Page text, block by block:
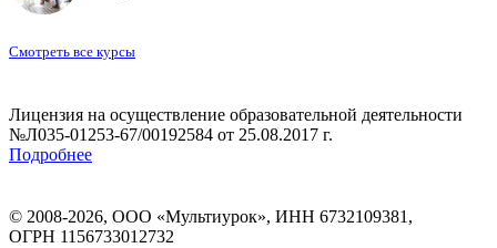
Смотреть все курсы
Лицензия на осуществление образовательной деятельности
№Л035-01253-67/00192584 от 25.08.2017 г.
Подробнее
© 2008-2026, ООО «Мультиурок», ИНН 6732109381,
ОГРН 1156733012732